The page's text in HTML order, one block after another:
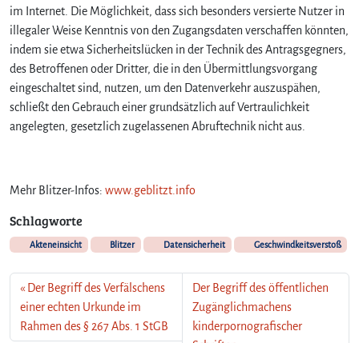
im Internet. Die Möglichkeit, dass sich besonders versierte Nutzer in
illegaler Weise Kenntnis von den Zugangsdaten verschaffen könnten,
indem sie etwa Sicherheitslücken in der Technik des Antragsgegners,
des Betroffenen oder Dritter, die in den Übermittlungsvorgang
eingeschaltet sind, nutzen, um den Datenverkehr auszuspähen,
schließt den Gebrauch einer grundsätzlich auf Vertraulichkeit
angelegten, gesetzlich zugelassenen Abruftechnik nicht aus.
Mehr Blitzer-Infos: www.geblitzt.info
Schlagworte
Akteneinsicht Blitzer Datensicherheit Geschwindkeitsverstoß
Der Begriff des Verfälschens
einer echten Urkunde im
Rahmen des § 267 Abs. 1 StGB
Der Begriff des öffentlichen
Zugänglichmachens
kinderpornografischer